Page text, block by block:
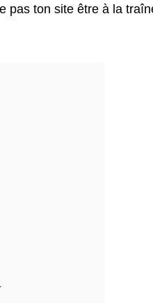
pas ton site être à la